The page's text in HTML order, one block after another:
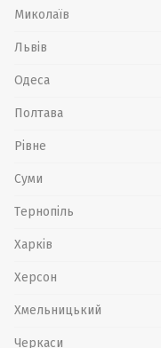
Миколаїв
Львів
Одеса
Полтава
Рівне
Суми
Тернопіль
Харків
Херсон
Хмельницький
Черкаси